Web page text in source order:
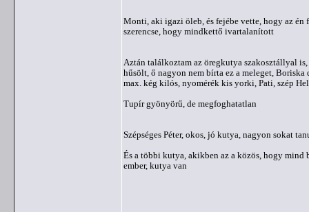
Monti, aki igazi öleb, és fejébe vette, hogy az
szerencse, hogy mindkettő ivartalanított
Aztán találkoztam az öregkutya szakosztállyal
hűsölt, ő nagyon nem bírta ez a meleget,
max. kég kilós, nyomérék kis yorki, Pati, szép
Tupír gyönyörű, de megfoghatatlan
Szépséges Péter, okos, jó kutya, nagyon sokat
És a többi kutya, akikben az a közös, hogy mind
ember, kutya van